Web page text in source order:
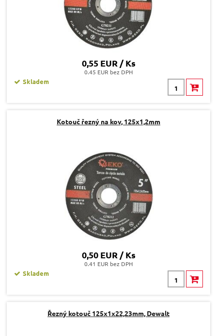
0,55 EUR / Ks
0.45 EUR bez DPH
Skladem
Kotouč řezný na kov, 125x1,2mm
0,50 EUR / Ks
0.41 EUR bez DPH
Skladem
Řezný kotouč 125x1x22,23mm, Dewalt